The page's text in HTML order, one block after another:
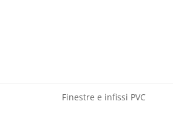
Finestre e infissi PVC